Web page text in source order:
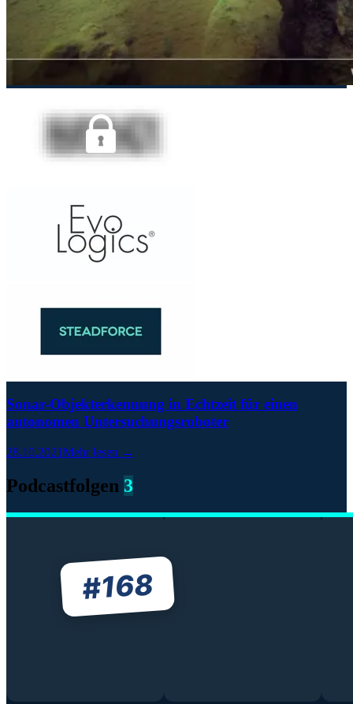
Sonar-Objekterkennung in Echtzeit für einen
autonomen Untersuchungsroboter
28.10.2021Mehr lesen →
Podcastfolgen 3
#168